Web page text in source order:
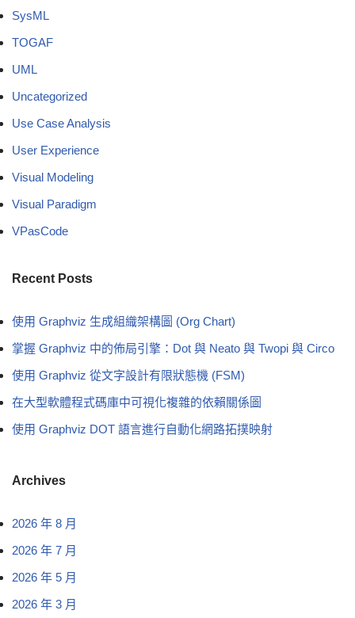
SysML
TOGAF
UML
Uncategorized
Use Case Analysis
User Experience
Visual Modeling
Visual Paradigm
VPasCode
Recent Posts
使用 Graphviz 生成組織架構圖 (Org Chart)
掌握 Graphviz 中的佈局引擎：Dot 與 Neato 與 Twopi 與 Circo
使用 Graphviz 從文字設計有限狀態機 (FSM)
在大型軟體程式碼庫中可視化複雜的依賴關係圖
使用 Graphviz DOT 語言進行自動化網路拓撲映射
Archives
2026 年 8 月
2026 年 7 月
2026 年 5 月
2026 年 3 月